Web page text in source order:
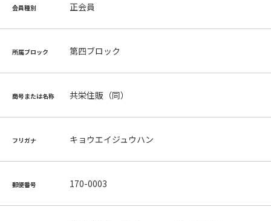
会員種別 正会員
所属ブロック 第四ブロック
商号または名称 共栄住販（同）
フリガナ キョウエイジュウハン
郵便番号 170-0003